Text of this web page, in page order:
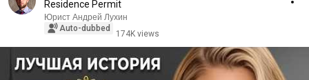
Residence Permit
Юрист Андрей Лухин
Auto-dubbed
174K views